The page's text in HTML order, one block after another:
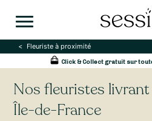
Fleuriste à proximité
Click & Collect gratuit sur
Nos fleuristes
Île-de-France